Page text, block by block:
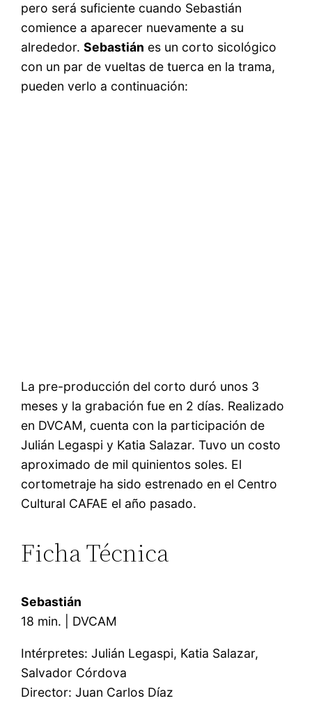
pero será suficiente cuando Sebastián
comience a aparecer nuevamente a su
alrededor.Sebastián es un corto sicológico
con un par de vueltas de tuerca en la trama,
pueden verlo a continuación:
La pre-producción del corto duró unos 3
meses y la grabación fue en 2 días. Realizado
en DVCAM, cuenta con la participación de
Julián Legaspi y Katia Salazar. Tuvo un costo
aproximado de mil quinientos soles. El
cortometraje ha sido estrenado en el Centro
Cultural CAFAE el año pasado.
Ficha Técnica
Sebastián
18 min. | DVCAM
Intérpretes: Julián Legaspi, Katia Salazar,
Salvador Córdova
Director: Juan Carlos Díaz